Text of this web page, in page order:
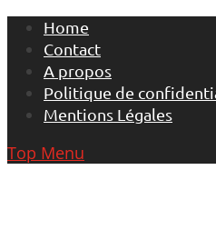
Skip
content
Home
Contact
A propos
Politique de
Mentions Légales
Top Menu